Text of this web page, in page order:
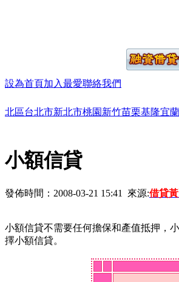
設為首頁加入最愛聯絡我們
北區台北市新北市桃園 新竹苗栗基隆宜蘭
小額信貸
發佈時間：2008-03-21 15:41 來源:借貸
小額信貸不需要任何擔保和產值抵押，
擇小額信貸。